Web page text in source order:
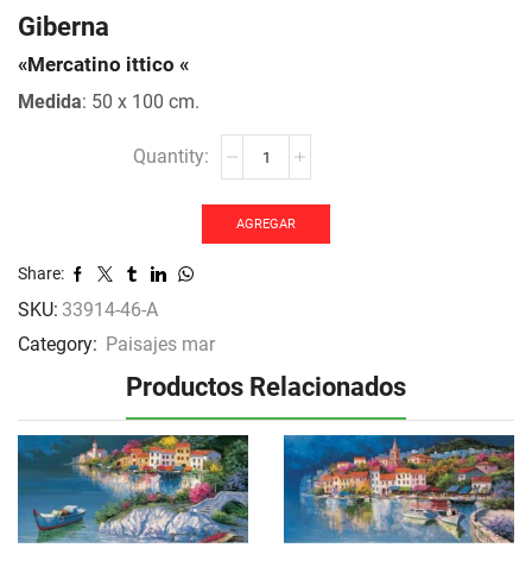
Giberna
«Mercatino ittico «
Medida: 50 x 100 cm.
AGREGAR
Share:
SKU: 33914-46-A
Category: Paisajes mar
Productos Relacionados